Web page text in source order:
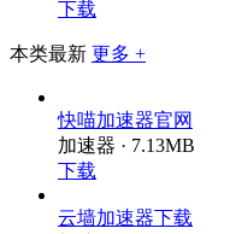
加速器 ·
快喵加速器官网
加速器 · 7.13MB